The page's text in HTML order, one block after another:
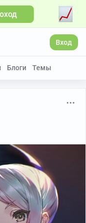
Вход
Блоги Темы